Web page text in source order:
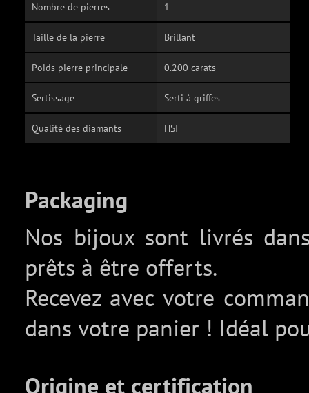
Nombre de pierres 1
Taille de la pierre Brillant
Poids pierre principale 0.200 carats
Sertissage Serti à griffes
Qualité des diamants HSI
Packaging
Nos bijoux sont livrés
prêts à être offerts.
Recevez avec votre
dans votre panier ! Idéal
Origine et certification